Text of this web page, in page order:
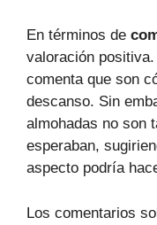
En términos de
valoración
comenta que son
descanso. Sin
almohadas no son
esperaban,
aspecto podría
Los comentarios